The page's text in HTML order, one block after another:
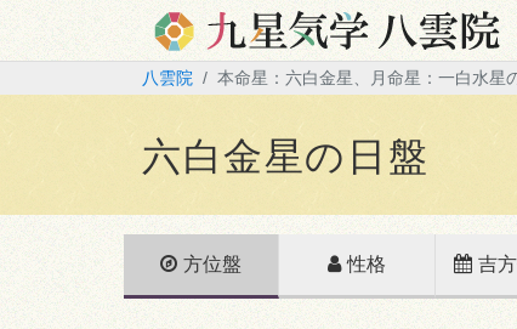
八雲院 本命星：六白金星、月命星：一白水星
六白金星の日盤
方位盤 性格 吉